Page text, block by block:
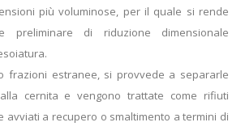
più voluminose, per il quale si rende
preliminare di riduzione dimensionale
frazioni estranee, si provvede a separarle
cernita e vengono trattate come rifiuti
avviati a recupero o smaltimento a termini di